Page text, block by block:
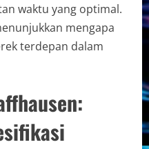
waktu yang optimal.
mengapa
terdepan dalam